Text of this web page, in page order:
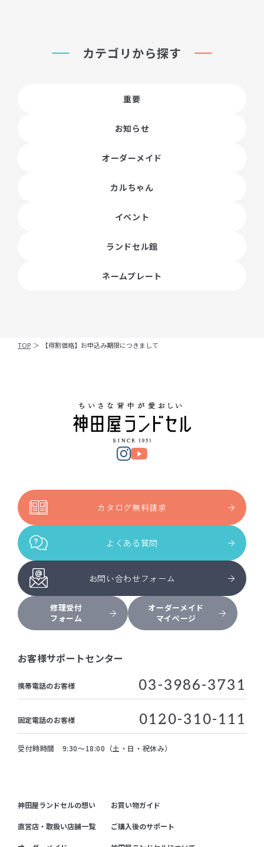
カテゴリから探す
重要
お知らせ
オーダーメイド
カルちゃん
イベント
ランドセル館
ネームプレート
TOP ＞ 【得割価格】お申込み期限につきまして
カタログ無料請求
よくある質問
お問い合わせフォーム
修理受付
フォーム
オーダーメイド
マイページ
お客様サポートセンター
携帯電話のお客様 03-3986-3731
固定電話のお客様 0120-310-111
受付時時間 9:30～18:00（土・日・祝休み）
神田屋ランドセルの想い
直営店・取扱い店舗一覧
お買い物ガイド
ご購入後のサポート